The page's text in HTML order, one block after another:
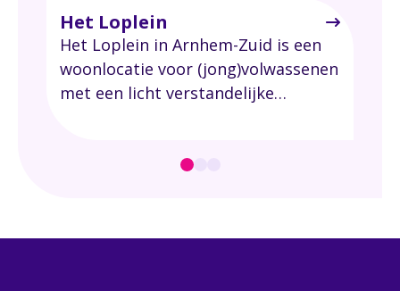
Het Loplein
Het Loplein in Arnhem-Zuid is een
woonlocatie voor (jong)volwassenen
met een licht verstandelijke
mensen op Het Loplein. Iedere
zij